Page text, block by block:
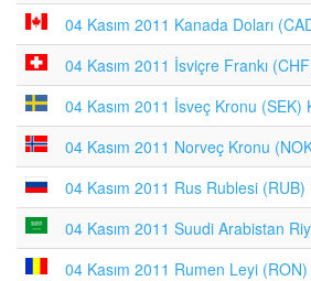
04 Kasım 2011 Kanada Doları
04 Kasım 2011 İsviçre Frankı
04 Kasım 2011 İsveç Kronu (SEK)
04 Kasım 2011 Norveç Kronu
04 Kasım 2011 Rus Rublesi
04 Kasım 2011 Suudi Arabistan
04 Kasım 2011 Rumen Leyi